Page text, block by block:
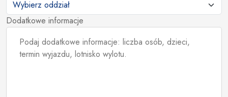
Dodatkowe informacje